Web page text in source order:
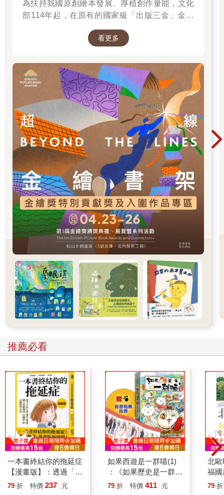
我第一次投稿《推理》雜誌是在大二，使用了國中課業壓力很重
的回憶來寫。假如我是第二名，那把第一名的殺掉就變成第一名
會意識的探討、對升學主義的批判也時常成為評論的焦點。
當時，刊登作品後主編會寄信給我，彙整讀者的意見給我。無論
理》雜誌提供了創作者與讀者的互動園地，作家可以依循讀者的
回應來調整自己創作的方向，這個練習對於我後來成為作家的養
成是很有幫助的。
洪敍銘：既晴身處的是大小文學獎最為興盛的時代，當時的背景
讓你留下了什麼樣的記憶呢？對於李柏青來說，網路與資訊的世
代來臨，又對你的創作有了什麼實質的改變或影響？
既晴：那個時候沒有大眾文學獎，可能是我自己在「台灣推理俱
樂部～恐怖の人狼城」網站，決定與朋友合資舉辦「人狼城推理
文學獎」的原因。我認為葉桑老師的時代作家們正在摸索「什麼
是推理小說」，而我那時是一個正在摸索「什麼是台灣推理小
說」的時代，所以來自純文學的嘗試是很常見的。
當時沒有短篇小說連載或者文學獎的目標，我們推理創作者追求
的就是長篇單行本。我站在短篇移轉到長篇創作的轉折點上，皇
冠大眾小說獎得獎的《請把門鎖好》被批評不是推理小說，正是
大家那時在討論的「類型的邊界」。現在台灣對於犯罪推理類型
的認知，也逐漸與國外的認知有了一致性。
書，書櫃裡就有《推理》雜誌。而我是在2003年，大四那時開始
認真追《推理》雜誌，時常在圖書館唸完書時去閱讀。
晚期《推理》雜誌所收錄的本土作品數量不多，且「612大限」的
版權問題影響，歐美作品因版權問題無法被翻譯，也就只剩下了
日本作品，所刊露的台灣作家也剩下魯子青、胡柏源。我利用大
學上課時間默默地在寫小說，本來只發表在自己的BBS上，後來
完兵的時候，受到鼓勵的我就將舊作整理好一次投稿過去，並在
接下來幾期陸續刊出。最後一次刊登的〈淡水河浮屍〉是在第273
期，而不久後的282期就停刊了。
我所認識的《推理》雜誌與前兩位真的不太一樣，沒有稿費，追
求的就是文字被刊登在雜誌上的感覺，已經是個不為錢而寫作的
時代了吧。我也沒有收過主編寄來的讀者回饋或信件，回饋都是
從網路上看到的。
《推理》雜誌對我母親那一輩的文青來說是個很重要的存在，幾
乎人人都知道，這在現代是難以想像的，阿姨們會對我說：「你
的小說被刊登出來很厲害！」
洪敍銘：關於文本中的世代對話，三位如何從不同世代的作品
中，看見台灣社會環境的演進與改變？以及對另外兩位作者作品
的評價，他們的影響性。
既晴：我可以說是看著葉桑作品長大、也看著柏青成長的「三明
為扶持我國原創繪本發展、厚植創作量能，文化
部114年起，在原有的國家級「出版三金」金鼎
促進台灣圖文出版的多元發展。獎項分為「特別
「跨域應用獎」、「年度繪本獎」，以及「金繪
大獎」。
看更多
推薦必看
一本書終結你的拖延症
【漫畫版】：透過「小
行動」打開大腦的行動
79 折 特價 237 元
如果西遊是一群喵(1)
：《如果歷史是一群
喵》作者最新力作，附
79 折 特價 411 元
北
福
79 折